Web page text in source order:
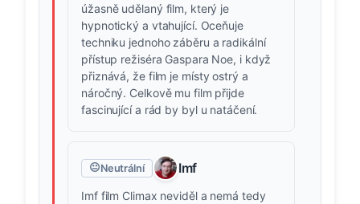
úžasně udělaný film, který je
hypnotický a vtahující. Oceňuje
techniku jednoho záběru a radikální
přístup režiséra Gaspara Noe, i když
přiznává, že film je místy ostrý a
náročný. Celkově mu film přijde
fascinující a rád by byl u natáčení.
😐Neutrální Imf
Imf film Climax neviděl a nemá tedy